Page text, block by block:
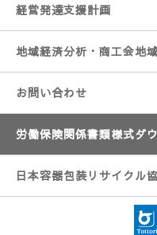
経営発達支援計画
地域経済分析・商工会地
お問い合わせ
労働保険関係書類様式ダ
日本容器包装リサイクル